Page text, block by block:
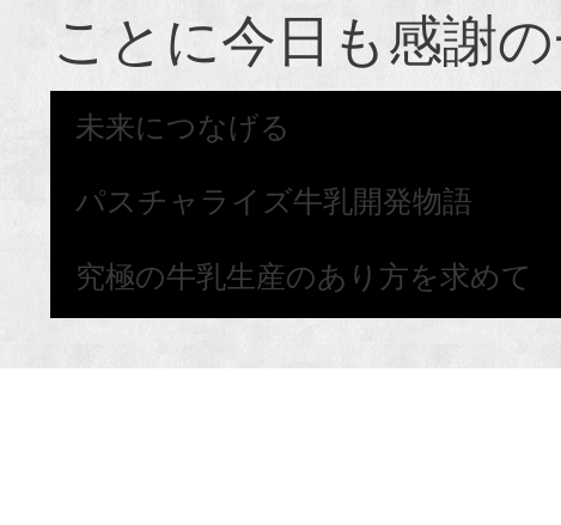
ことに今日も感謝
未来につなげる
パスチャライズ牛乳開発物語
究極の牛乳生産のあり方を求めて